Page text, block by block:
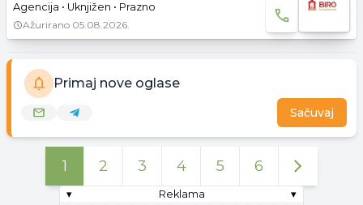
Agencija • Uknjižen • Prazno
Ažurirano 05.08.2026.
Primaj nove oglase
Sačuvaj
1 2 3 4 5 6
▾ Reklama ▾